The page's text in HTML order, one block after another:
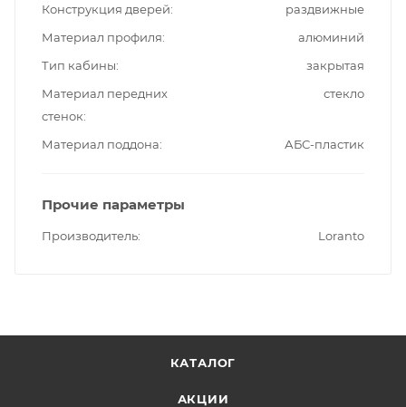
Конструкция дверей
раздвижные
Материал профиля
алюминий
Тип кабины
закрытая
Материал передних
стенок
стекло
Материал поддона АБС-пластик
Прочие параметры
Производитель Loranto
КАТАЛОГ
АКЦИИ